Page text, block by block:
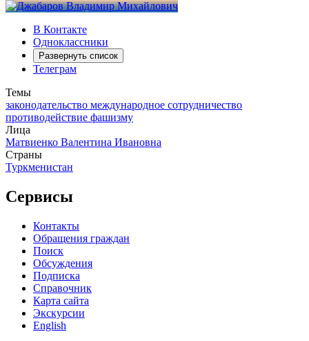
В Контакте
Одноклассники
Развернуть список
Телеграм
Темы
законодательство международное сотрудничество
противодействие фашизму
Лица
Матвиенко Валентина Ивановна
Страны
Туркменистан
Сервисы
Контакты
Обращения граждан
Поиск
Обсуждения
Подписка
Справочник
Карта сайта
Экскурсии
English